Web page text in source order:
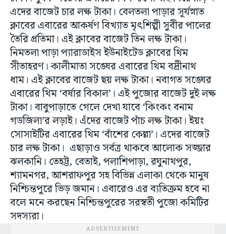
এদের বাজেট চার লক্ষ টাকা। বেলতলা পাড়ার সূর্যস্নাত
ক্লাবের এবারের আকর্ষণ বিখ্যাত মৃৎশিল্পী সুবীর পালের
তৈরি প্রতিমা। এই ক্লাবের বাজেট তিন লক্ষ টাকা।
নিমতলা পাড়া প্যারাডাইস ইউনাইটেড ক্লাবের থিম
সীতাহরণ। কালীমাতা সঙ্ঘের এবারের থিম বদ্রীনাথ
ধাম। এই ক্লাবের বাজেট ছয় লক্ষ টাকা। নবাগত সঙ্ঘের
এবারের থিম ‘বর্ষার বিকাল’। এই পুজোর বাজেট দুই লক্ষ
টাকা। বাবুপাড়াতে গেলে দেখা যাবে ‘কিংকং বনাম
গডজিলা’র লড়াই। এঁদের বাজেট পাঁচ লক্ষ টাকা। ইয়ং
সোসাইটির এবারের থিম ‘বাঁশের কেল্লা’। এদের বাজেট
চার লক্ষ টাকা। এছাড়াও সর্বত্র থাকবে আলোক সজ্জার
ঝলকানি। তেহট্ট, বেতাই, পলাশিপাড়া, রঘুনাথপুর,
শ্যামনগর, আশরাফপুর সহ বিভিন্ন এলাকা থেকে মানুষ
নিশ্চিন্তপুরে ভিড় জমান। এবারেও এর ব্যতিক্রম হবে না
বলে মনে করছেন নিশ্চিন্তপুরের সরস্বতী পুজো কমিটির
সদস্যরা।
ADVERTISEMENT